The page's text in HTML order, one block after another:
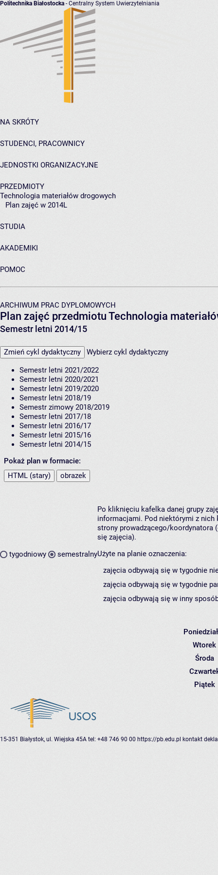
Politechnika Białostocka - Centralny System Uwierzytelniania
NA SKRÓTY
STUDENCI, PRACOWNICY
JEDNOSTKI ORGANIZACYJNE
PRZEDMIOTY
Technologia materiałów drogowych
Plan zajęć w 2014L
STUDIA
AKADEMIKI
POMOC
ARCHIWUM PRAC DYPLOMOWYCH
Plan zajęć przedmiotu Technologia
Semestr letni 2014/15
Zmień cykl dydaktyczny Wybierz cykl dydaktyczny
Semestr letni 2021/2022
Semestr letni 2020/2021
Semestr letni 2019/2020
Semestr letni 2018/19
Semestr zimowy 2018/2019
Semestr letni 2017/18
Semestr letni 2016/17
Semestr letni 2015/16
Semestr letni 2014/15
Pokaż plan w formacie:
HTML (stary)
obrazek
tygodniowy semestralny
Po kliknięciu kafelka danej grupy
informacjami. Pod niektórymi z nich
strony prowadzącego/koordynatora
się zajęcia).
Użyte na planie oznaczenia:
zajęcia odbywają się w tygodnie
zajęcia odbywają się w tygodnie
zajęcia odbywają się w inny
Wtorek
Środa
Piątek
15-351 Białystok, ul. Wiejska 45A tel: +48 746 90 00 https://pb.edu.pl kontakt